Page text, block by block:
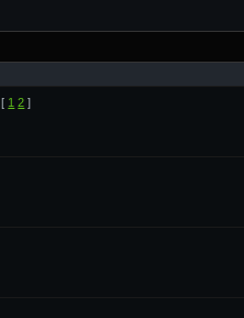
[ 1 2 ]